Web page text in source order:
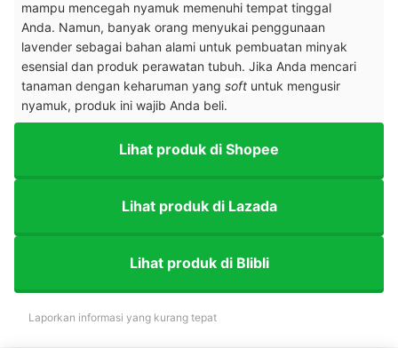
mampu mencegah nyamuk memenuhi tempat tinggal
Anda. Namun, banyak orang menyukai penggunaan
lavender sebagai bahan alami untuk pembuatan minyak
esensial dan produk perawatan tubuh. Jika Anda mencari
tanaman dengan keharuman yang soft untuk mengusir
nyamuk, produk ini wajib Anda beli.
Lihat produk di Shopee
Lihat produk di Lazada
Lihat produk di Blibli
Laporkan informasi yang kurang tepat